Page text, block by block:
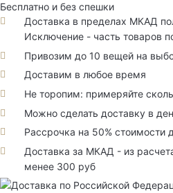
Бесплатно и без спешки
Доставка в пределах МКАД
Исключение - часть товаров
Привозим до 10 вещей на
Доставим в любое время
Не торопим: примеряйте
Можно сделать доставку в
Рассрочка на 50% стоимости
Доставка за МКАД - из
менее 300 руб